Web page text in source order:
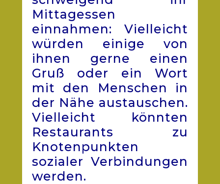
Mittagessen
einnahmen: Vielleicht
würden einige von
ihnen gerne einen
Gruß oder ein Wort
mit den Menschen in
der Nähe austauschen.
Vielleicht könnten
Restaurants zu
Knotenpunkten
sozialer Verbindungen
werden.